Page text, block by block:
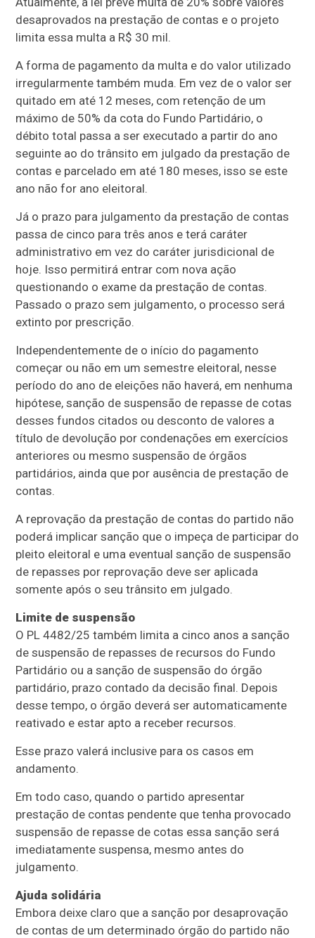
desaprovados na prestação de contas e o projeto
limita essa multa a R$ 30 mil.
A forma de pagamento da multa e do valor utilizado
irregularmente também muda. Em vez de o valor ser
quitado em até 12 meses, com retenção de um
máximo de 50% da cota do Fundo Partidário, o
débito total passa a ser executado a partir do ano
seguinte ao do trânsito em julgado da prestação de
contas e parcelado em até 180 meses, isso se este
ano não for ano eleitoral.
Já o prazo para julgamento da prestação de contas
passa de cinco para três anos e terá caráter
administrativo em vez do caráter jurisdicional de
hoje. Isso permitirá entrar com nova ação
questionando o exame da prestação de contas.
Passado o prazo sem julgamento, o processo será
extinto por prescrição.
Independentemente de o início do pagamento
começar ou não em um semestre eleitoral, nesse
período do ano de eleições não haverá, em nenhuma
hipótese, sanção de suspensão de repasse de cotas
desses fundos citados ou desconto de valores a
título de devolução por condenações em exercícios
anteriores ou mesmo suspensão de órgãos
partidários, ainda que por ausência de prestação de
contas.
A reprovação da prestação de contas do partido não
poderá implicar sanção que o impeça de participar do
pleito eleitoral e uma eventual sanção de suspensão
de repasses por reprovação deve ser aplicada
somente após o seu trânsito em julgado.
Limite de suspensão
O PL 4482/25 também limita a cinco anos a sanção
de suspensão de repasses de recursos do Fundo
Partidário ou a sanção de suspensão do órgão
partidário, prazo contado da decisão final. Depois
desse tempo, o órgão deverá ser automaticamente
reativado e estar apto a receber recursos.
Esse prazo valerá inclusive para os casos em
andamento.
Em todo caso, quando o partido apresentar
prestação de contas pendente que tenha provocado
suspensão de repasse de cotas essa sanção será
imediatamente suspensa, mesmo antes do
julgamento.
Ajuda solidária
Embora deixe claro que a sanção por desaprovação
de contas de um determinado órgão do partido não